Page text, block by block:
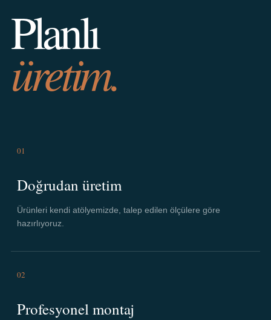
Planlı
üretim.
01
Doğrudan üretim
Ürünleri kendi atölyemizde, talep edilen ölçülere göre
hazırlıyoruz.
02
Profesyonel montaj